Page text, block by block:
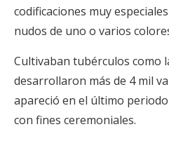
codificaciones muy
nudos de uno o varios
Cultivaban tubérculos como
desarrollaron más de 4 mil
apareció en el último
con fines ceremoniales.